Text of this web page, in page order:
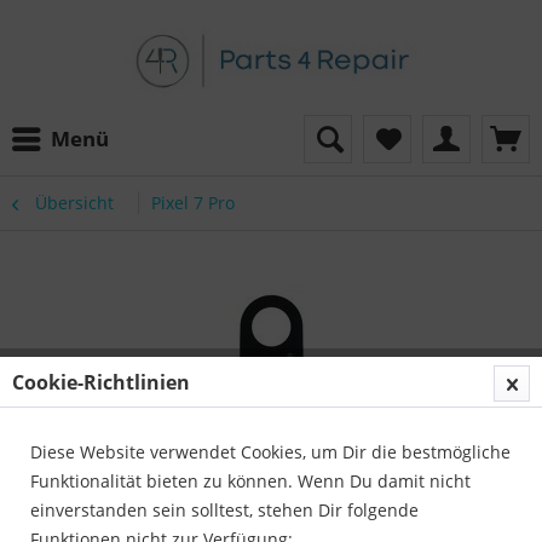
Menü
Übersicht Pixel 7 Pro
Cookie-Richtlinien
Diese Website verwendet Cookies, um Dir die bestmögliche
Funktionalität bieten zu können. Wenn Du damit nicht
einverstanden sein solltest, stehen Dir folgende